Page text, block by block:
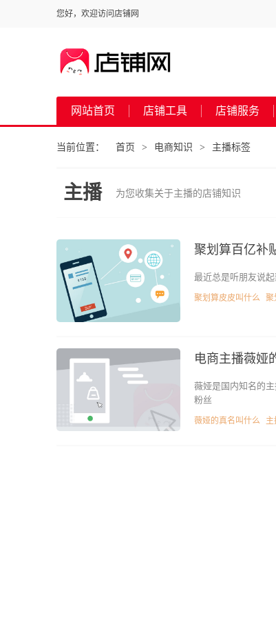
您好，欢迎访问店铺网
网站首页 店铺工具 店铺服务
当前位置： 首页 > 电商知识 > 主播标签
主播 为您收集关于主播的店铺知识
聚划算百亿补
最近总是听朋友说
聚划算皮皮叫什么 聚
电商主播薇娅
薇娅是国内知名的
粉丝
薇娅的真名叫什么 主